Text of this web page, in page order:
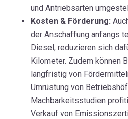
und Antriebsarten
Kosten & Förderung:
der Anschaffung anfangs
Diesel, reduzieren sich
Kilometer. Zudem können
langfristig von
Umrüstung von
Machbarkeitsstudien
Verkauf von